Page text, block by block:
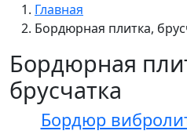
Главная
Бордюрная плитка,
Бордюрная
брусчатка
Бордюр